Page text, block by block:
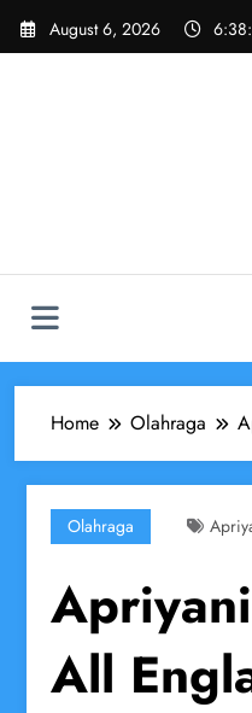
Skip
August 6, 2026
Home Olahraga
Olahraga
All